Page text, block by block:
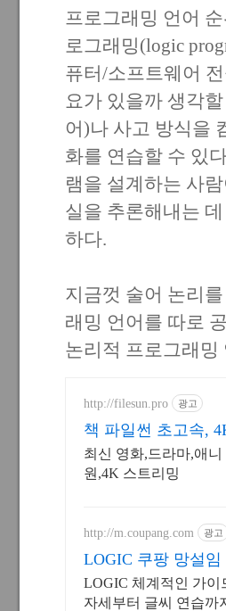
프로그래밍 언어
로그래밍(logic
퓨터/소프트웨어
요가 있을까 생각
어)나 사고 방식을
화를 연습할 수 있
램을 설계하는 사
실을 추론해내는
하다.
지금껏 술어 논리
래밍 언어를 따로
논리적 프로그래밍
http://filesun.pro 광고
책 파일썬 초고속,
최신 영화,드라마,애
원,4K 스트리밍
http://m.coupang.com 광고
LOGIC 쿠팡 망설임
LOGIC 체계적인 가이
자세부터 글씨 연습까